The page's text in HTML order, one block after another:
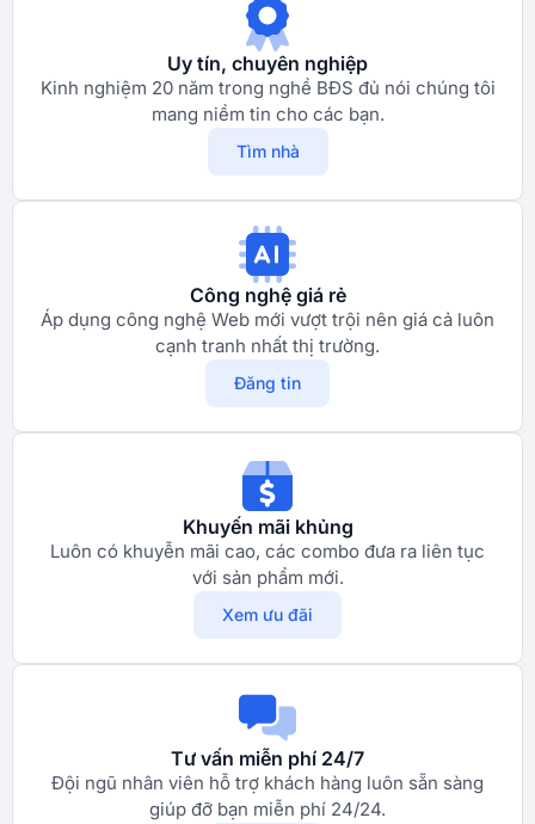
Uy tín, chuyên nghiệp
Kinh nghiệm 20 năm trong nghề BĐS đủ nói chúng tôi
mang niềm tin cho các bạn.
Tìm nhà
Công nghệ giá rẻ
Áp dụng công nghệ Web mới vượt trội nên giá cả luôn
cạnh tranh nhất thị trường.
Đăng tin
Khuyến mãi khủng
Luôn có khuyễn mãi cao, các combo đưa ra liên tục
với sản phẩm mới.
Xem ưu đãi
Tư vấn miễn phí 24/7
Đội ngũ nhân viên hỗ trợ khách hàng luôn sẵn sàng
giúp đỡ bạn miễn phí 24/24.